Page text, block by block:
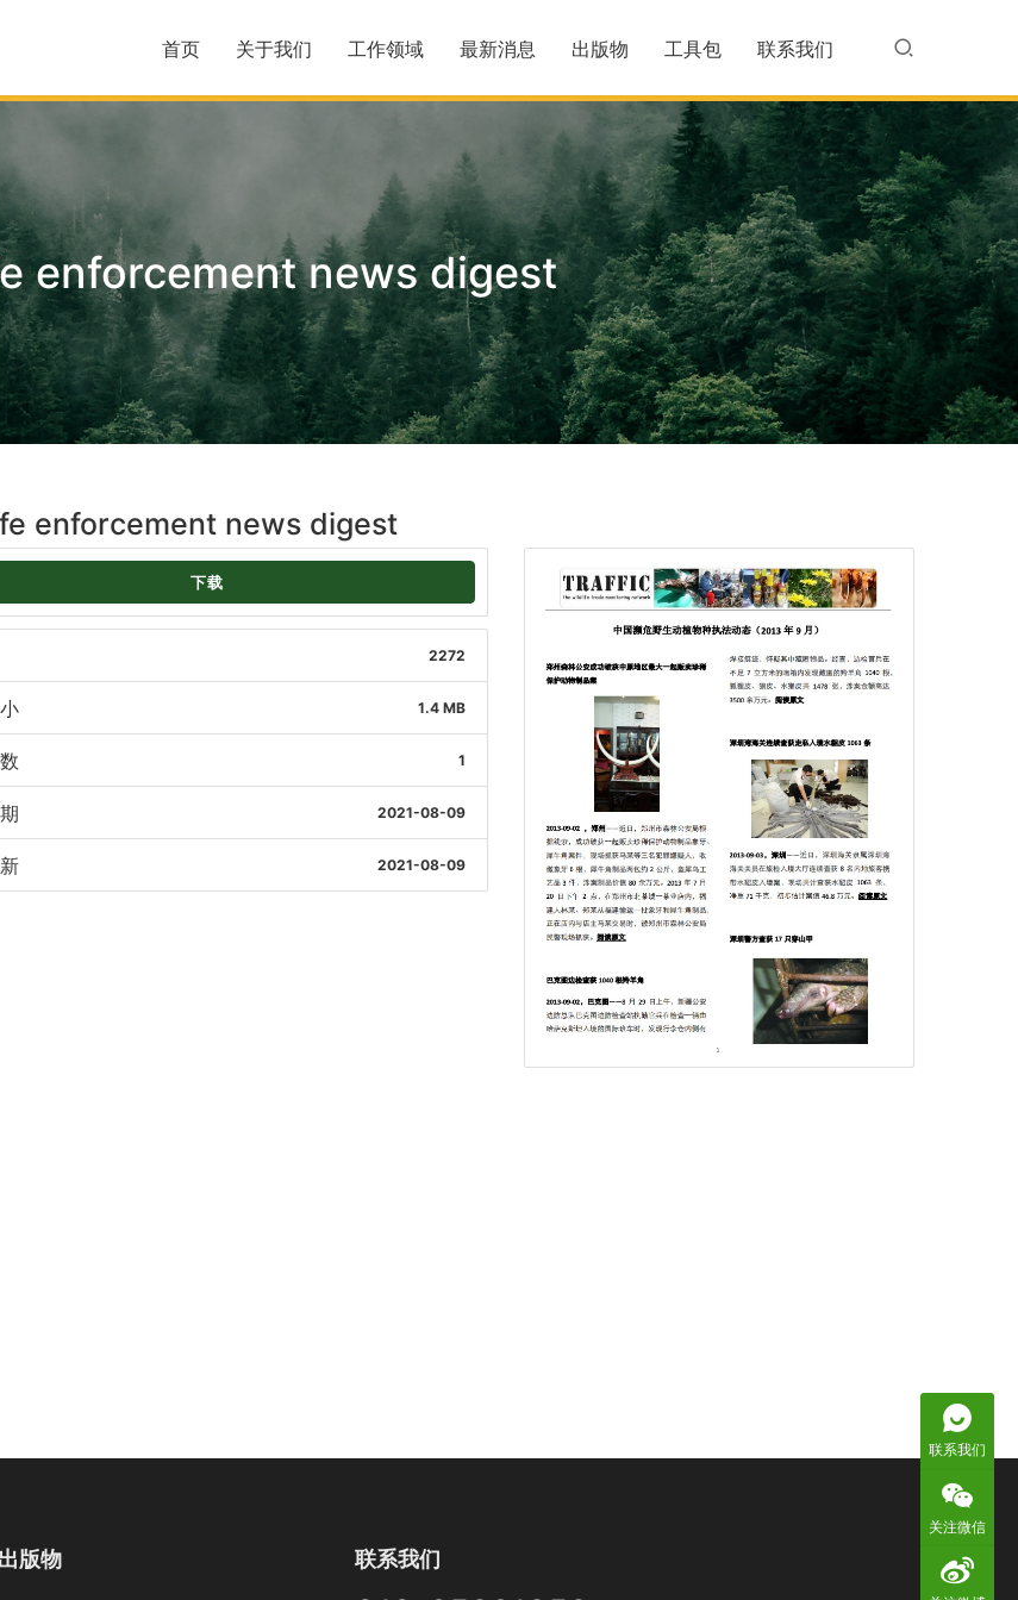
首页 关于我们 工作领域 最新消息 出版物 工具包 联系我们
enforcement news digest
enforcement news digest
下载
2272
1.4 MB
1
2021-08-09
2021-08-09
出版物 联系我们
联系我们
关注微信